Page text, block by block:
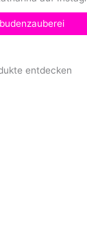
entdecken